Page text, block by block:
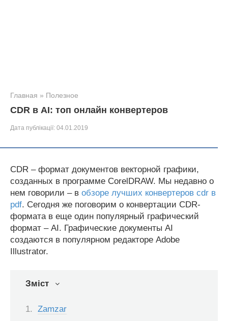
Главная » Полезное
CDR в AI: топ онлайн конвертеров
Дата публікації: 04.01.2019
CDR – формат документов векторной графики,
созданных в программе CorelDRAW. Мы недавно о
нем говорили – в обзоре лучших конвертеров cdr в
pdf. Сегодня же поговорим о конвертации CDR-
формата в еще один популярный графический
формат – AI. Графические документы AI
создаются в популярном редакторе Adobe
Illustrator.
Зміст
Zamzar